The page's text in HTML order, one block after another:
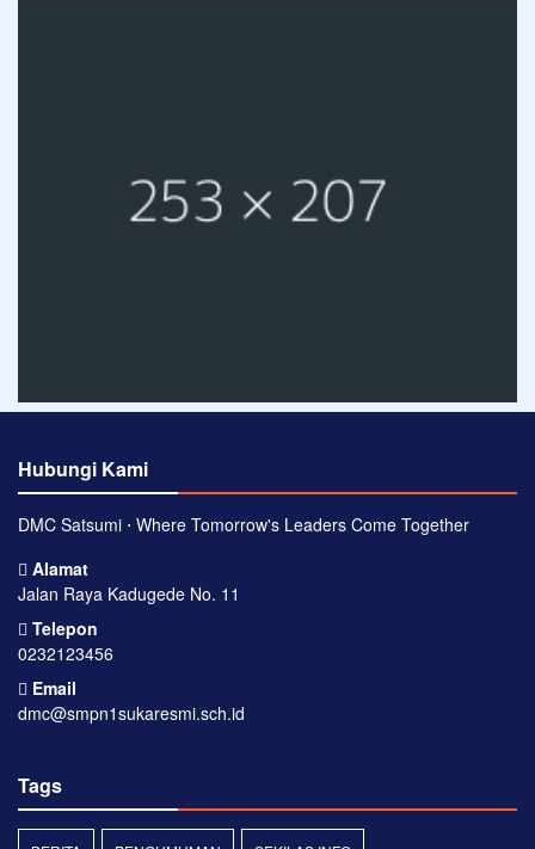
Hubungi Kami
DMC Satsumi ⋅ Where Tomorrow's Leaders Come Together
Alamat
Jalan Raya Kadugede No. 11
Telepon
0232123456
Email
dmc@smpn1sukaresmi.sch.id
Tags